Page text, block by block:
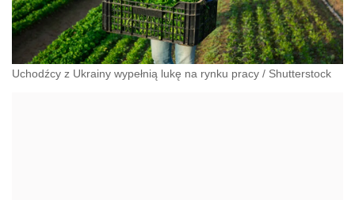
Uchodźcy z Ukrainy wypełnią lukę na rynku pracy / Shutterstock